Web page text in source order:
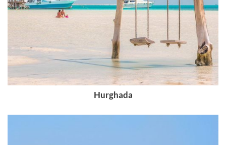
Hurghada